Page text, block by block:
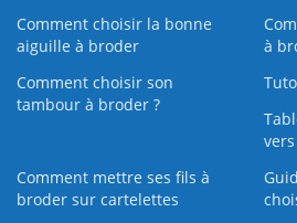
Comment choisir la bonne
aiguille à broder
à
Comment choisir son
tambour à broder ?
Comment mettre ses fils à
broder sur cartelettes